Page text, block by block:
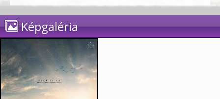
Képgaléria